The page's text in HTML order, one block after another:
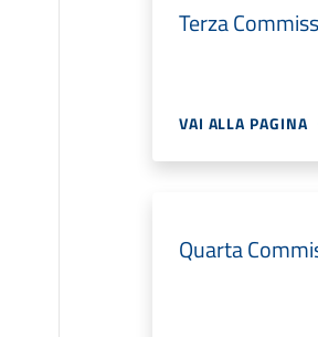
Terza
VAI ALLA PAGINA
Quarta